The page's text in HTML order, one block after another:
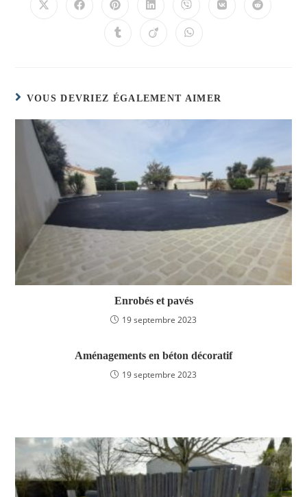
VOUS DEVRIEZ ÉGALEMENT AIMER
Enrobés et pavés
19 septembre 2023
Aménagements en béton décoratif
19 septembre 2023